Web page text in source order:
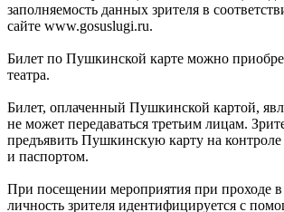
заполняемость данных зрителя в
сайте www.gosuslugi.ru.
Билет по Пушкинской карте можно
театра.
Билет, оплаченный Пушкинской картой,
не может передаваться третьим лицам.
предъявить Пушкинскую карту на контроле
и паспортом.
При посещении мероприятия при проходе в
личность зрителя идентифицируется с